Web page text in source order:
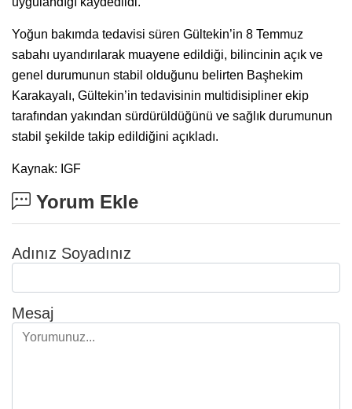
Yoğun bakımda tedavisi süren Gültekin’in 8 Temmuz
sabahı uyandırılarak muayene edildiği, bilincinin açık ve
genel durumunun stabil olduğunu belirten Başhekim
Karakayalı, Gültekin’in tedavisinin multidisipliner ekip
tarafından yakından sürdürüldüğünü ve sağlık durumunun
stabil şekilde takip edildiğini açıkladı.
Kaynak: IGF
Yorum Ekle
Adınız Soyadınız
Mesaj